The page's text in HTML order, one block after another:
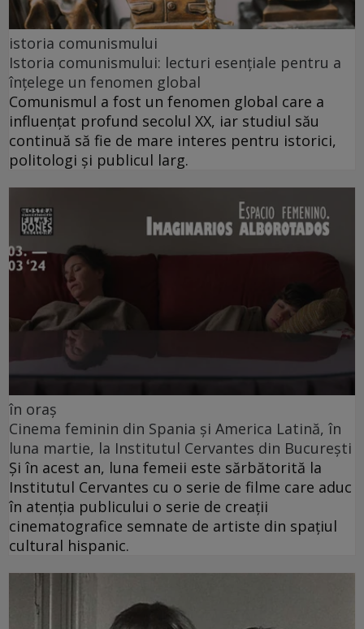
istoria comunismului
Istoria comunismului: lecturi esențiale pentru a
înțelege un fenomen global
Comunismul a fost un fenomen global care a
influențat profund secolul XX, iar studiul său
continuă să fie de mare interes pentru istorici,
politologi și publicul larg.
în oraș
Cinema feminin din Spania și America Latină, în
luna martie, la Institutul Cervantes din București
Și în acest an, luna femeii este sărbătorită la
Institutul Cervantes cu o serie de filme care aduc
în atenția publicului o serie de creații
cinematografice semnate de artiste din spațiul
cultural hispanic.